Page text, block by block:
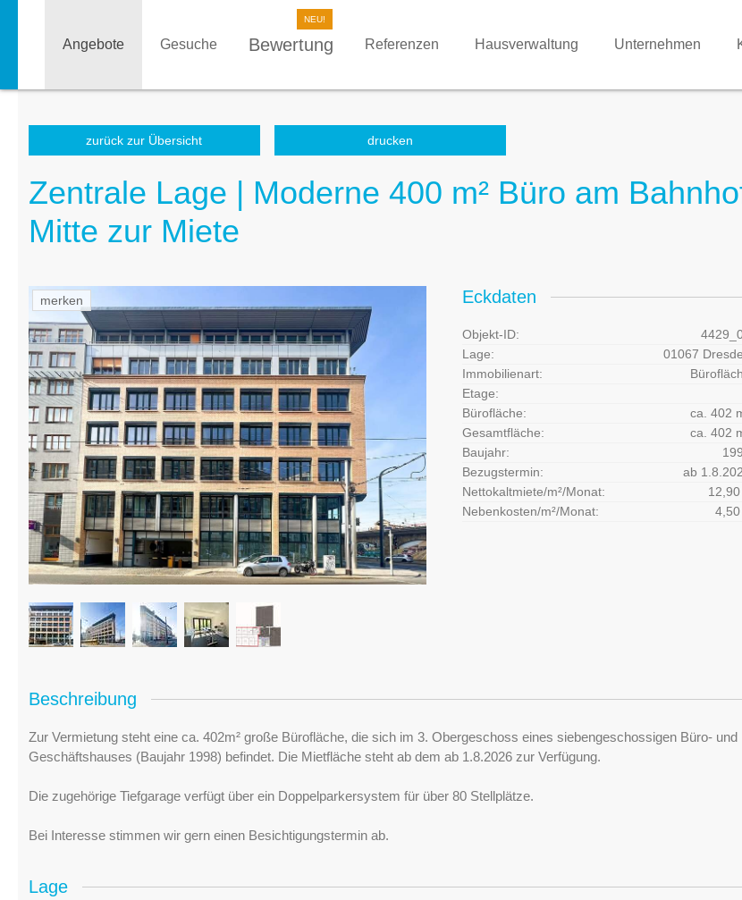
Angebote Gesuche Bewertung Referenzen Hausverwaltung Unternehmen
zurück zur Übersicht drucken
Zentrale Lage | Moderne 400 m² Büro am
Mitte zur Miete
merken Eckdaten
Objekt-ID:
Lage:
01067
Immobilienart:
Etage:
Bürofläche:
ca. 402
Gesamtfläche:
ca. 402
Baujahr:
Bezugstermin:
ab
Nettokaltmiete/m²/Monat:
Nebenkosten/m²/Monat:
Beschreibung
Zur Vermietung steht eine ca. 402m² große Bürofläche, die sich im 3. Obergeschoss eines siebengeschossigen Büro- und
Geschäftshauses (Baujahr 1998) befindet. Die Mietfläche steht ab dem ab 1.8.2026 zur Verfügung.
Die zugehörige Tiefgarage verfügt über ein Doppelparkersystem für über 80 Stellplätze.
Bei Interesse stimmen wir gern einen Besichtigungstermin ab.
Lage